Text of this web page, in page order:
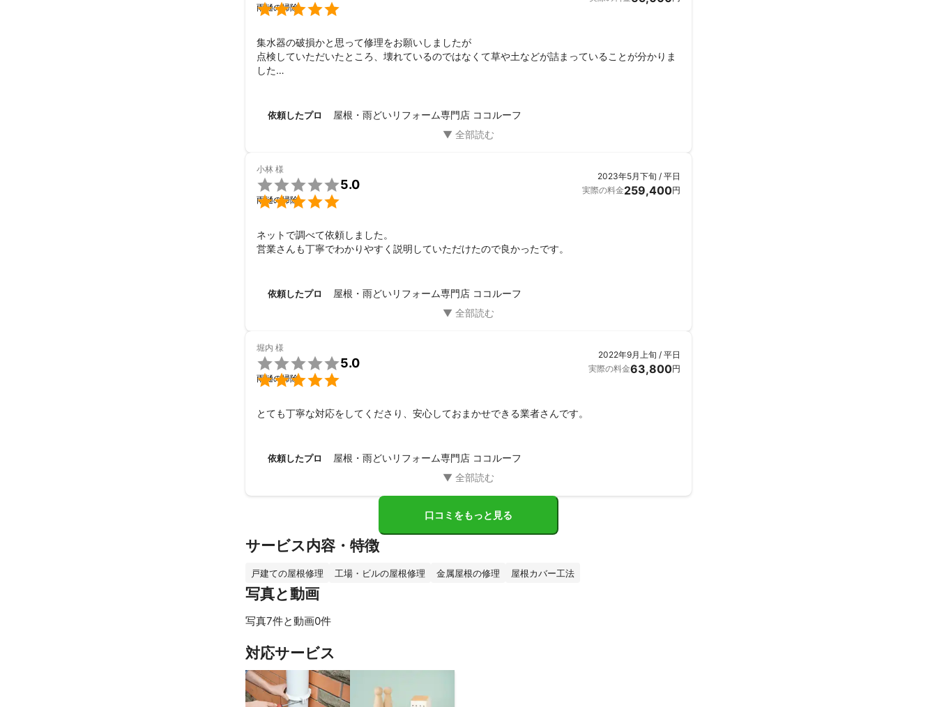

雨樋の掃除
集水器の破損かと思って修理をお願いしましたが
点検していただいたところ、壊れているのではなくて草や土などが詰まっていることが分かりま
した
臨機応変に対応していただき
依頼したプロ 屋根・雨どいリフォーム専門店 ココルーフ
小林 様


5.0
雨樋の掃除
2023年5月下旬 / 平日
実際の料金259,400円
ネットで調べて依頼しました。
営業さんも丁寧でわかりやすく説明していただけたので良かったです。
依頼したプロ 屋根・雨どいリフォーム専門店 ココルーフ
堀内 様


5.0
雨樋の掃除
2022年9月上旬 / 平日
実際の料金63,800円
とても丁寧な対応をしてくださり、安心しておまかせできる業者さんです。
依頼したプロ 屋根・雨どいリフォーム専門店 ココルーフ
口コミをもっと見る
サービス内容・特徴
戸建ての屋根修理 工場・ビルの屋根修理 金属屋根の修理 屋根カバー工法
写真と動画
写真7件と動画0件
対応サービス